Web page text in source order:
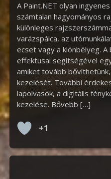
A Paint.NET olyan
számtalan hagyományos
különleges
varázspálca, az
ecset vagy a klónbélyeg.
effektusai segítségével
amiket tovább
kezelését. További
lapolvasók, a digitális
kezelése. Bővebb […]
+1